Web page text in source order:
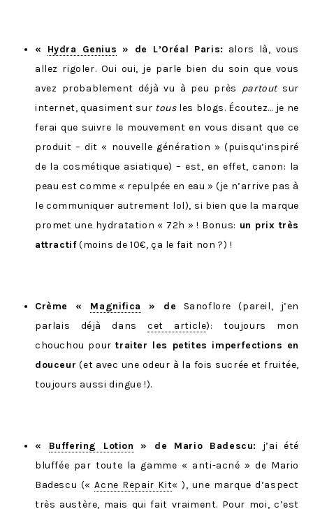
« Hydra Genius » de L’Oréal Paris: alors là, vous
allez rigoler. Oui oui, je parle bien du soin que vous
avez probablement déjà vu à peu près partoutsur
internet, quasiment sur tousles blogs. Écoutez… je ne
ferai que suivre le mouvement en vous disant que ce
produit – dit « nouvelle génération » (puisqu’inspiré
de la cosmétique asiatique) – est, en effet, canon: la
peau est comme « repulpée en eau » (je n’arrive pas à
le communiquer autrement lol), si bien que la marque
promet une hydratation « 72h » ! Bonus: un prix très
attractif(moins de 10€, ça le fait non ?) !
Crème « Magnifica » de Sanoflore (pareil, j’en
parlais déjà danscet article): toujours mon
chouchou pourtraiter les petites imperfections en
douceur (et avec une odeur à la fois sucrée et fruitée,
toujours aussi dingue !).
« Buffering Lotion » de Mario Badescu:
j’ai été
bluffée par toute la gamme « anti-acné » de Mario
Badescu («Acne Repair Kit« ), une marque d’aspect
très austère, mais qui fait vraiment. Pour moi, c’est